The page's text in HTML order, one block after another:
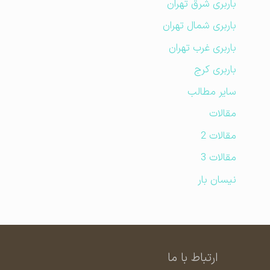
باربری شرق تهران
باربری شمال تهران
باربری غرب تهران
باربری کرج
سایر مطالب
مقالات
مقالات 2
مقالات 3
نیسان بار
ارتباط با ما